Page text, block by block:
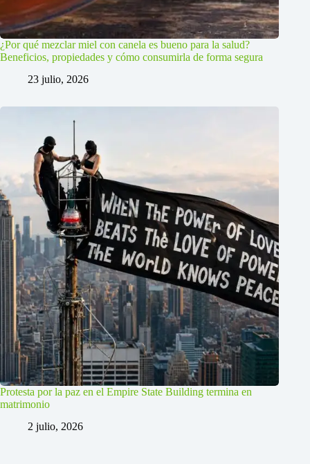
¿Por qué mezclar miel con canela es bueno para la salud?
Beneficios, propiedades y cómo consumirla de forma segura
23 julio, 2026
Protesta por la paz en el Empire State Building termina en
matrimonio
2 julio, 2026